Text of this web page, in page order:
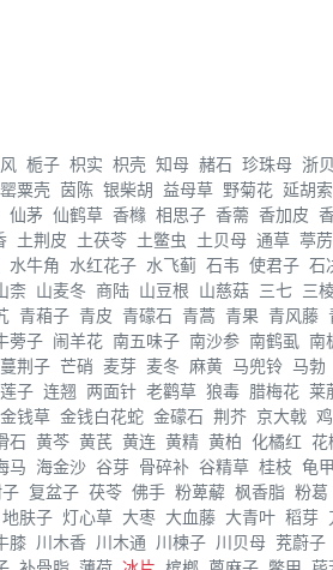
栀子 枳实 枳壳 知母 赭石 珍珠母 浙
罂粟壳 茵陈 银柴胡 益母草 野菊花 延胡索
仙茅 仙鹤草 香橼 相思子 香薷 香加皮
土荆皮 土茯苓 土鳖虫 土贝母 通草 葶
水牛角 水红花子 水飞蓟 石韦 使君子 石
柰 山麦冬 商陆 山豆根 山慈菇 三七 三
青葙子 青皮 青礞石 青蒿 青果 青风藤
蒡子 闹羊花 南五味子 南沙参 南鹤虱 南
蔓荆子 芒硝 麦芽 麦冬 麻黄 马兜铃 马勃
莲子 连翘 两面针 老鹳草 狼毒 腊梅花 莱
金钱草 金钱白花蛇 金礞石 荆芥 京大戟
石 黄芩 黄芪 黄连 黄精 黄柏 化橘红 花
马 海金沙 谷芽 骨碎补 谷精草 桂枝 龟甲
复盆子 茯苓 佛手 粉萆薢 枫香脂 粉葛
地肤子 灯心草 大枣 大血藤 大青叶 稻芽
膝 川木香 川木通 川楝子 川贝母 茺蔚子